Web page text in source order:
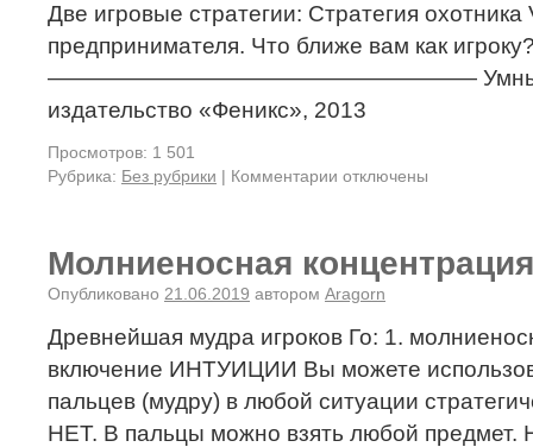
Две игровые стратегии: Стратегия охотника
предпринимателя. Что ближе вам как
——————————————————— Умные
издательство «Феникс», 2013
Просмотров: 1 501
Рубрика: Без рубрики | Комментарии отключены
Молниеносная
Опубликовано 21.06.2019 автором Aragorn
Древнейшая мудра игроков Го: 1.
включение ИНТУИЦИИ Вы можете
пальцев (мудру) в любой ситуации
НЕТ. В пальцы можно взять любой предмет.